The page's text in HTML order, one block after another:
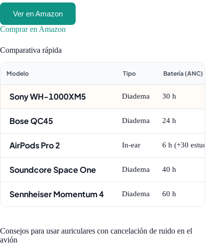
Ver en Amazon
Comprar en Amazon
Comparativa rápida
Modelo Tipo Batería (ANC)
Sony WH-1000XM5 Diadema 30 h
Bose QC45 Diadema 24 h
AirPods Pro 2 In-ear 6 h (+30 estuche)
Soundcore Space One Diadema 40 h
Sennheiser Momentum 4 Diadema 60 h
Consejos para usar auriculares con cancelación de ruido en el
avión